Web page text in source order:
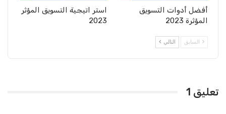
أفضل أدوات التسويق
المؤثرة 2023
استر اتيجية التسويق المؤثر
2023
السابق التالي
تعليق 1